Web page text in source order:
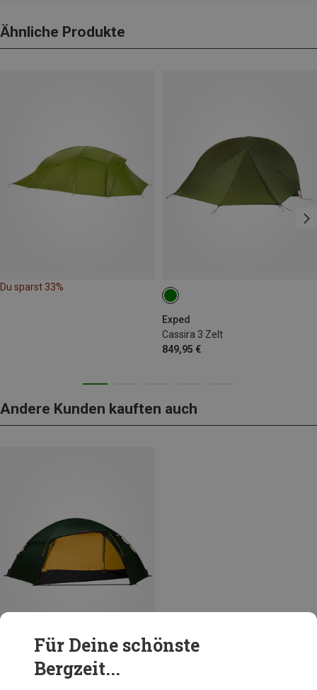
Ähnliche Produkte
Du sparst 33%
Exped
Cassira 3 Zelt
849,95 €
Andere Kunden kauften auch
Du sparst 18%
Für Deine schönste
Bergzeit...